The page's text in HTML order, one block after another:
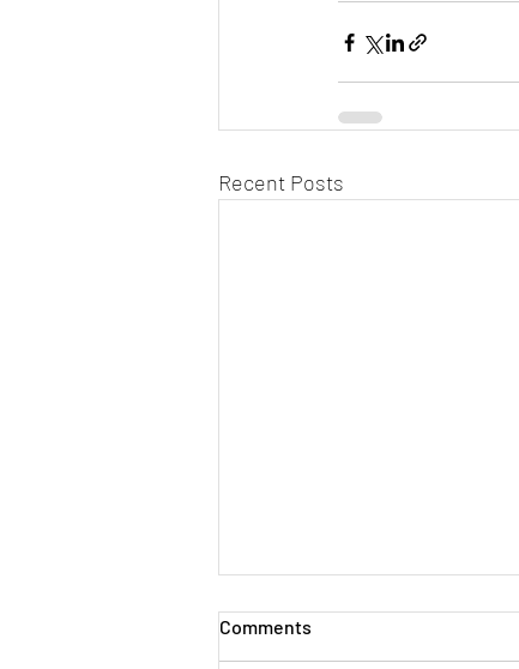
Recent Posts
Comments